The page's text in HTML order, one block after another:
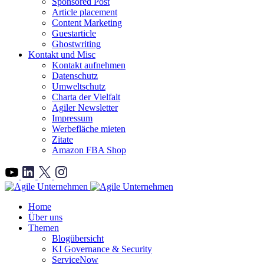
Article placement
Content Marketing
Guestarticle
Ghostwriting
Kontakt und Misc
Kontakt aufnehmen
Datenschutz
Umweltschutz
Charta der Vielfalt
Agiler Newsletter
Impressum
Werbefläche mieten
Zitate
Amazon FBA Shop
">
Home
Über uns
Themen
Blogübersicht
KI Governance & Security
ServiceNow